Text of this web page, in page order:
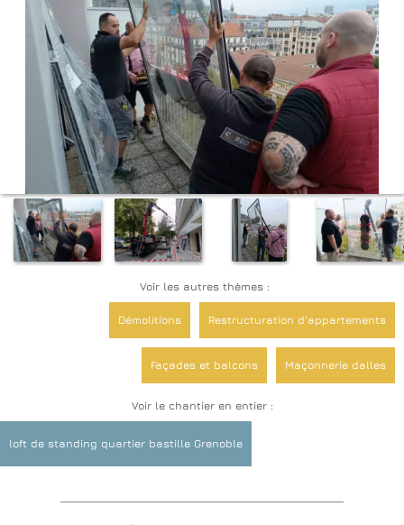
Voir le chantier en entier :
loft de standing quartier bastille Grenoble
Voir les autres thèmes :
Restructuration d'appartements
Démolitions
Maçonnerie dalles
Façades et balcons
Plomberie Réseaux Assainissement
Platrerie Isolation
Salles de bain et WC
Rénovations de sols